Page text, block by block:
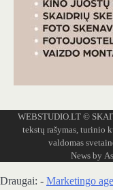
WEBSTUDIO.LT ©
tekstų rašymas, turinio
valdomas
News by
Draugai: - Marketingo